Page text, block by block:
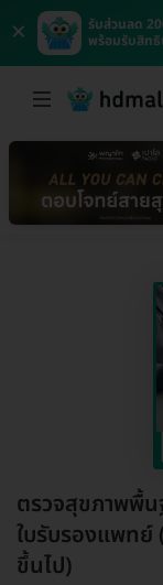
×
รับส่วนลด
พร้อมรับสิทธิ
ตรวจสุขภาพพื้น
ใบรับรองแพท
ขึ้นไป)